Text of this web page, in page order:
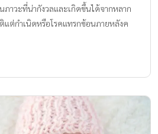
ภาวะที่น่ากังวลและเกิดขึ้นได้จากหลาก
ต่กำเนิดหรือโรคแทรกซ้อนภายหลังค
หมอหัวใจในเด็กอย่างถูกต้องรวดเร็ว ก็
มโอกาสให้ลูกน้อยเติบโตได้อย่างแข็ง
ใจในเด็ก ที่ควรเฝ้าระวัง รักษาโรคหัวใจ
วใจเฉพาะทาง กุมารแพทย์โรคหัวใจ
วดี ทำความรู้จัก “โรคหัวใจในเด็ก” คือ